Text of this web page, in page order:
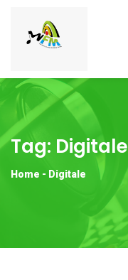
Tag: Digitale
Home - Digitale